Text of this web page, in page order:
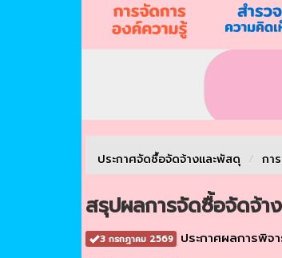
ประกาศจัดชื้อจัดจ้างเเละพัสดุ / กา
สรุปผลการจัดซื้อจัดจ้าง
3 กรกฎาคม 2569 ประกาศผลการพิจ